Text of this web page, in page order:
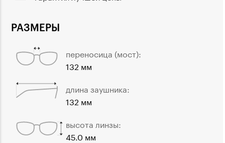
РАЗМЕРЫ
переносица (мост):
132 мм
длина заушника:
132 мм
высота линзы:
45.0 мм